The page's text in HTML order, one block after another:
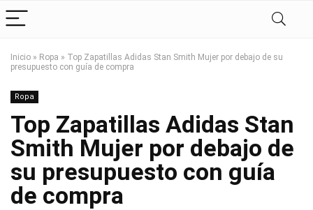
Inicio » Ropa » Top Zapatillas Adidas Stan Smith Mujer por debajo de su
presupuesto con guía de compra
Ropa
Top Zapatillas Adidas Stan
Smith Mujer por debajo de
su presupuesto con guía
de compra